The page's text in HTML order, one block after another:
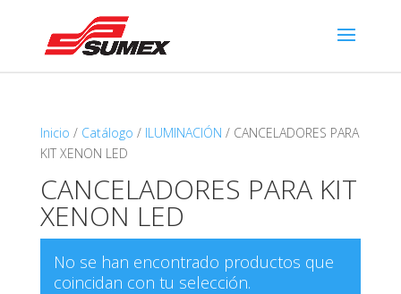
Inicio / Catálogo / ILUMINACIÓN / CANCELADORES PARA
KIT XENON LED
CANCELADORES PARA KIT
XENON LED
No se han encontrado productos que
coincidan con tu selección.